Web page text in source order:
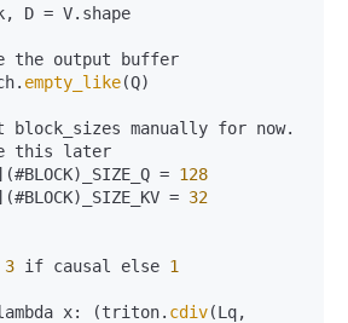
empty_like(Q)
this later
=
128
=
32
3 if causal else 1
= lambda x: (triton.
cdiv(Lq,